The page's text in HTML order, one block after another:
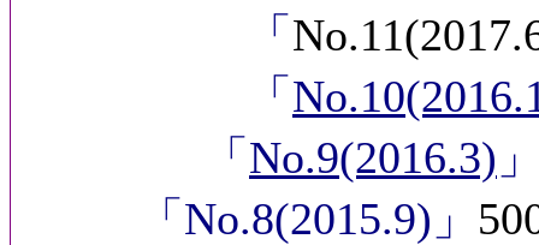
「
「
「 No.9(2016.3)
「No.8(2015.9)」